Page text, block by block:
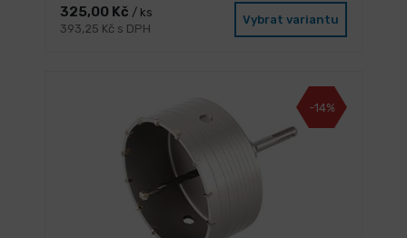
325,00 Kč / ks
393,25 Kč s DPH
Vybrat variantu
-14%